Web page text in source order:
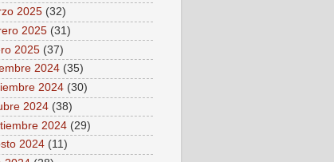
2025 (32)
2025 (31)
2025 (37)
2024 (35)
2024 (30)
2024 (38)
2024 (29)
2024 (11)